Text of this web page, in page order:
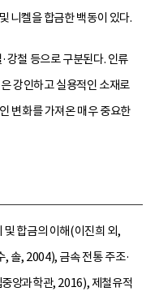
니켈을 합금한 백동이 있다.
강철 등으로 구분된다. 인류
강인하고 실용적인 소재로
변화를 가져온 매우 중요한
합금의 이해(이진희 외,
솔, 2004), 금속 전통 주조·
앙과학관, 2016), 제철유적